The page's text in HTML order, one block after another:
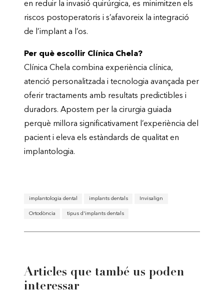
en reduir la invasió quirúrgica, es minimitzen els
riscos postoperatoris i s’afavoreix la integració
de l’implant a l’os.
Per què escollir Clínica Chela?
Clínica Chela combina experiència clínica,
atenció personalitzada i tecnologia avançada per
oferir tractaments amb resultats predictibles i
duradors. Apostem per la cirurgia guiada
perquè millora significativament l’experiència del
pacient i eleva els estàndards de qualitat en
implantologia.
implantologia dental implants dentals Invisalign
Ortodòncia tipus d'implants dentals
Articles que també us poden
interessar